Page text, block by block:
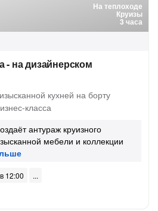
На теплоходе
Круизы
3 часа
- на дизайнерском
кухней на борту
класса
антураж круизного
мебели и коллекции
12:00